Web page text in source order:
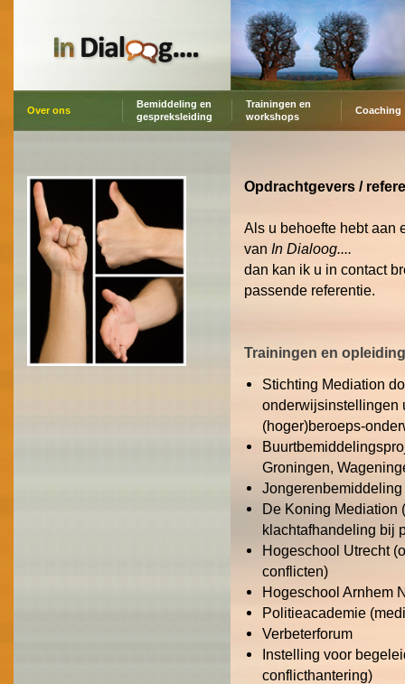
Over ons
Bemiddeling en
gespreksleiding
Trainingen en
workshops
Coaching
Opdrachtgevers /
Als u behoefte hebt aan
van In Dialoog....
dan kan ik u in contact
passende referentie.
Trainingen en
Stichting Mediation
onderwijsinstellingen
(hoger)beroeps-
Groningen,
Jongerenbemiddeling
De Koning Mediation
klachtafhandeling bij
Hogeschool Utrecht
conflicten)
Hogeschool Arnhem
Politieacademie
Verbeterforum
Instelling voor
conflicthantering)